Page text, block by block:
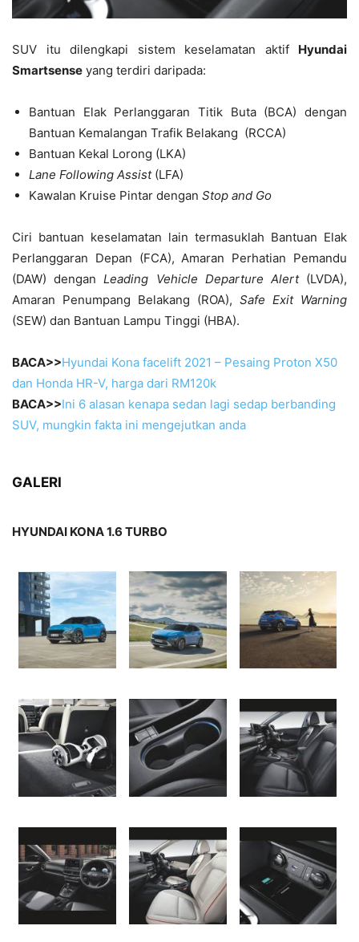
SUV itu dilengkapi sistem keselamatan aktif Hyundai
Smartsense yang terdiri daripada:
Bantuan Elak Perlanggaran Titik Buta (BCA) dengan
Bantuan Kemalangan Trafik Belakang (RCCA)
Bantuan Kekal Lorong (LKA)
Lane Following Assist(LFA)
Kawalan Kruise Pintar dengan Stop and Go
Ciri bantuan keselamatan lain termasuklah Bantuan Elak
Perlanggaran Depan (FCA), Amaran Perhatian Pemandu
(DAW) denganLeading Vehicle Departure Alert(LVDA),
Amaran Penumpang Belakang (ROA), Safe Exit Warning
(SEW) dan Bantuan Lampu Tinggi (HBA).
BACA>>Hyundai Kona facelift 2021 – Pesaing Proton X50
dan Honda HR-V, harga dari RM120k
BACA>>Ini 6 alasan kenapa sedan lagi sedap berbanding
SUV, mungkin fakta ini mengejutkan anda
GALERI
HYUNDAI KONA 1.6 TURBO